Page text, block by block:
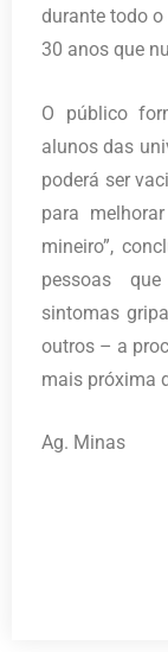
durante todo o
30 anos que
O público
alunos das
poderá ser
para
mineiro”,
pessoas
sintomas
outros – a
mais próxima
Ag. Minas